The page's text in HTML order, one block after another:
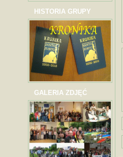
HISTORIA GRUPY
GALERIA ZDJĘĆ